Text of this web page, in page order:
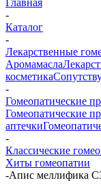
Главная
-
Каталог
-
Лекарственные
Аромамасла
косметика
-
Гомеопатические
Гомеопатические
аптечки
-
Классические
Хиты гомеопатии
-Апис меллифика